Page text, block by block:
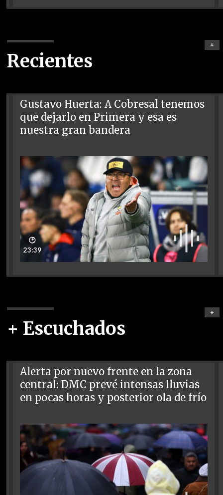
Recientes
+
Gustavo Huerta: A Cobresal tenemos
que dejarlo en Primera y esa es
nuestra gran bandera
🕑
23:39
+ Escuchados
+
Alerta por nuevo frente en la zona
central: DMC prevé intensas lluvias
en pocas horas y posterior ola de frío